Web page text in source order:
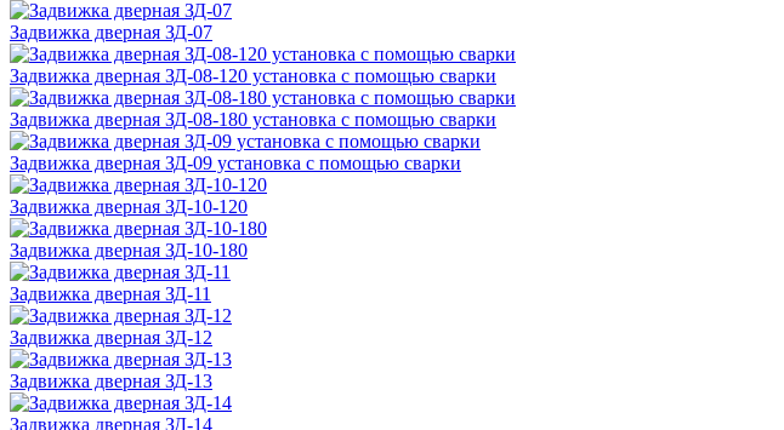
Задвижка дверная ЗД-07
Задвижка дверная ЗД-08-120 установка с помощью сварки
Задвижка дверная ЗД-08-180 установка с помощью сварки
Задвижка дверная ЗД-09 установка с помощью сварки
Задвижка дверная ЗД-10-120
Задвижка дверная ЗД-10-180
Задвижка дверная ЗД-11
Задвижка дверная ЗД-12
Задвижка дверная ЗД-13
Задвижка дверная ЗД-14